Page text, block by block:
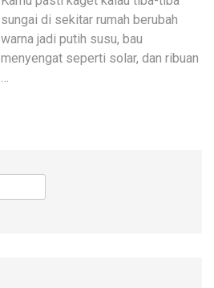
sungai di sekitar rumah berubah
warna jadi putih susu, bau
menyengat seperti solar, dan ribuan